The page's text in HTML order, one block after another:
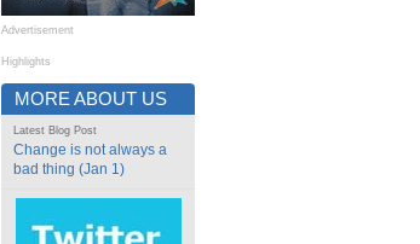
Advertisement
Highlights
MORE ABOUT US
Latest Blog Post
Change is not always a
bad thing (Jan 1)